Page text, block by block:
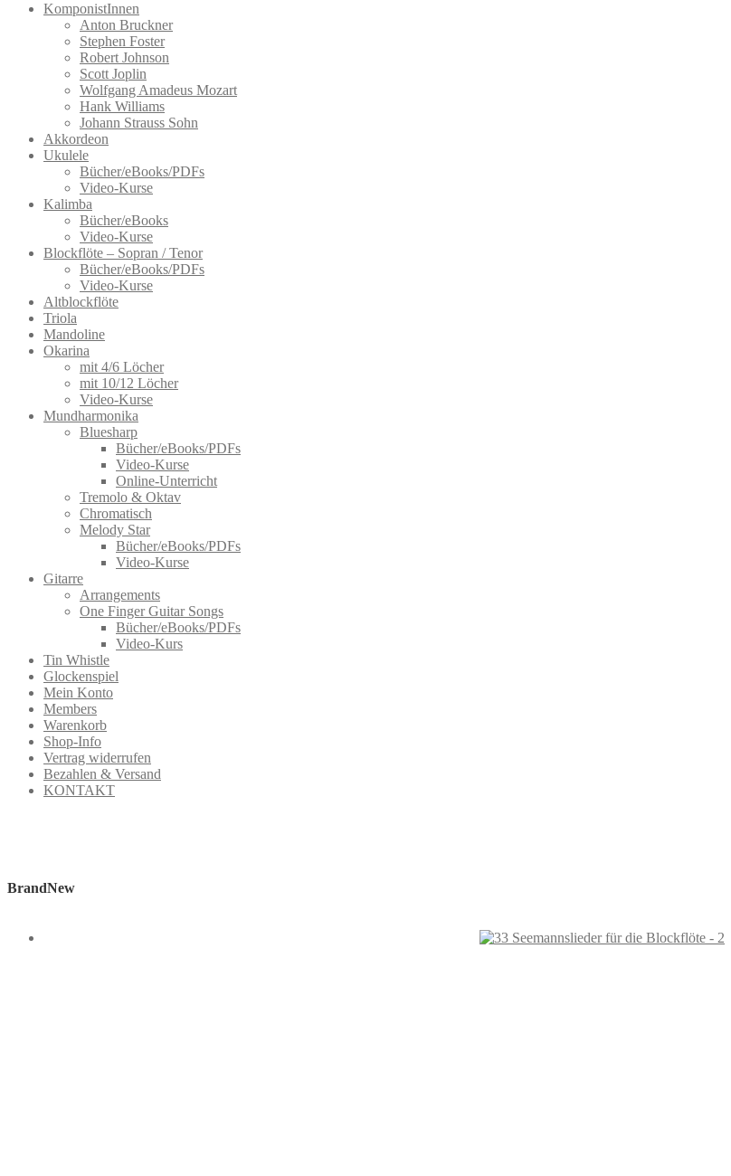
können
auf
der
Produktseite
gewählt
werden
KomponistInnen
Anton Bruckner
Stephen Foster
Robert Johnson
Scott Joplin
Wolfgang Amadeus Mozart
Hank Williams
Johann Strauss Sohn
Akkordeon
Ukulele
Bücher/eBooks/PDFs
Video-Kurse
Kalimba
Bücher/eBooks
Video-Kurse
Blockflöte – Sopran / Tenor
Bücher/eBooks/PDFs
Video-Kurse
Altblockflöte
Triola
Mandoline
Okarina
mit 4/6 Löcher
mit 10/12 Löcher
Video-Kurse
Mundharmonika
Bluesharp
Bücher/eBooks/PDFs
Video-Kurse
Online-Unterricht
Tremolo & Oktav
Chromatisch
Melody Star
Bücher/eBooks/PDFs
Video-Kurse
Gitarre
Arrangements
One Finger Guitar Songs
Bücher/eBooks/PDFs
Video-Kurs
Tin Whistle
Glockenspiel
Mein Konto
Members
Warenkorb
Shop-Info
Vertrag widerrufen
Bezahlen & Versand
KONTAKT
BrandNew